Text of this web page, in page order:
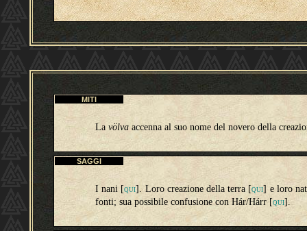
MITI
La völva accenna al suo nome del novero della
SAGGI
I nani [QUI]. Loro creazione della terra [QUI] e loro
fonti; sua possibile confusione con Hár/Hárr [QUI] .